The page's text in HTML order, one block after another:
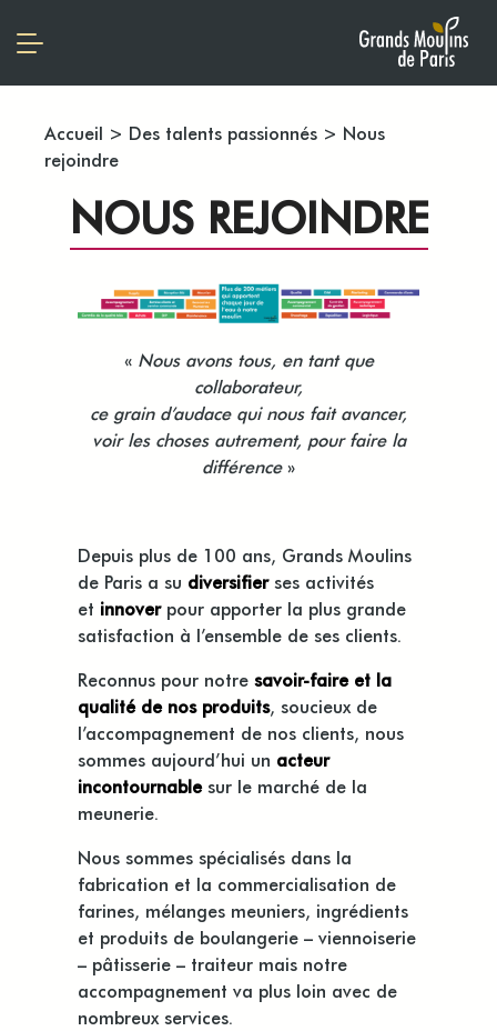
Accueil > Des talents passionnés > Nous
rejoindre
NOUS REJOINDRE
« Nous avons tous, en tant que
collaborateur,
ce grain d’audace qui nous fait avancer,
voir les choses autrement, pour faire la
différence»
Depuis plus de 100 ans, Grands Moulins
de Paris a su diversifierses activités
et innoverpour apporter la plus grande
satisfaction à l’ensemble de ses clients.
Reconnus pour notre savoir-faire et la
qualité de nos produits, soucieux de
l’accompagnement de nos clients, nous
sommes aujourd’hui un acteur
incontournablesur le marché de la
meunerie.
Nous sommes spécialisés dans la
fabrication et la commercialisation de
farines, mélanges meuniers, ingrédients
et produits de boulangerie – viennoiserie
– pâtisserie – traiteur mais notre
accompagnement va plus loin avec de
nombreux services.